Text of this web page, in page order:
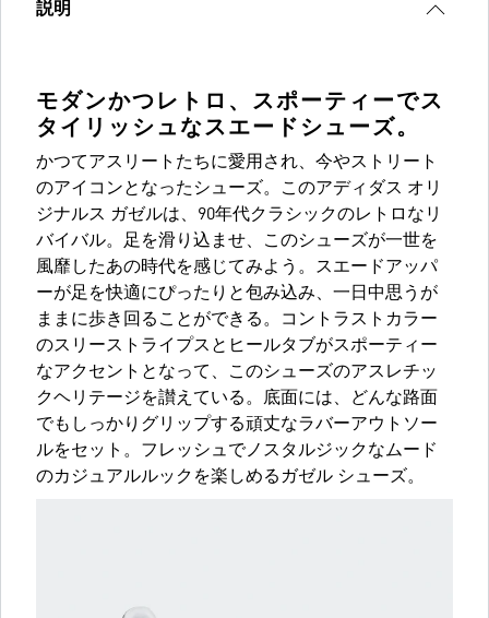
説明
モダンかつレトロ、スポーティーでス
タイリッシュなスエードシューズ。
かつてアスリートたちに愛用され、今やストリート
のアイコンとなったシューズ。このアディダス オリ
ジナルス ガゼルは、90年代クラシックのレトロなリ
バイバル。足を滑り込ませ、このシューズが一世を
風靡したあの時代を感じてみよう。スエードアッパ
ーが足を快適にぴったりと包み込み、一日中思うが
ままに歩き回ることができる。コントラストカラー
のスリーストライプスとヒールタブがスポーティー
なアクセントとなって、このシューズのアスレチッ
クヘリテージを讃えている。底面には、どんな路面
でもしっかりグリップする頑丈なラバーアウトソー
ルをセット。フレッシュでノスタルジックなムード
のカジュアルルックを楽しめるガゼル シューズ。